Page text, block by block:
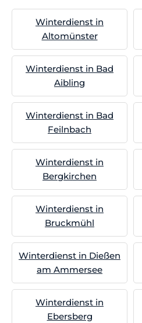
Winterdienst in
Altomünster
Winterdienst in Bad
Aibling
Winterdienst in Bad
Feilnbach
Winterdienst in
Bergkirchen
Winterdienst in
Bruckmühl
Winterdienst in Dießen
am Ammersee
Winterdienst in
Ebersberg